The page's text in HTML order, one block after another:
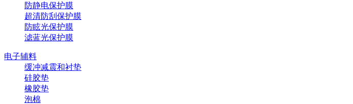
防静电保护膜
超清防刮保护膜
防眩光保护膜
滤蓝光保护膜
电子辅料
缓冲减震和衬垫
硅胶垫
橡胶垫
泡棉